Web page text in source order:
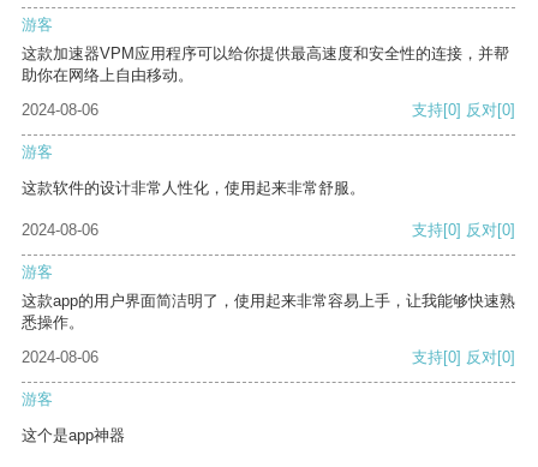
游客
这款加速器VPM应用程序可以给你提供最高速度和安全性的连接，并帮
助你在网络上自由移动。
2024-08-06
支持[0] 反对[0]
游客
这款软件的设计非常人性化，使用起来非常舒服。
2024-08-06 支持[0] 反对[0]
游客
这款app的用户界面简洁明了，使用起来非常容易上手，让我能够快速熟
悉操作。
2024-08-06
支持[0] 反对[0]
游客
这个是app神器